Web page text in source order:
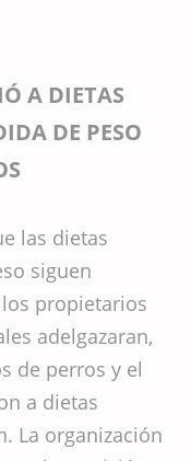
A DIETAS
DE PESO
las dietas
siguen
propietarios
adelgazaran,
de perros y el
a dietas
La organización